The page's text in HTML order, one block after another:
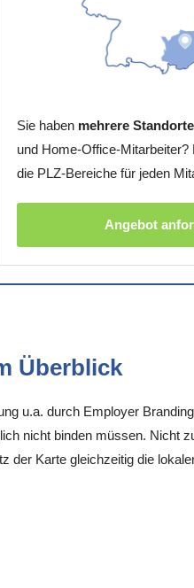
Sie haben mehrere Standorte
und Home-Office-Mitarbeiter?
die PLZ-Bereiche für jeden
Angebot
Überblick
u.a. durch Employer
nicht binden müssen. Nicht
der Karte gleichzeitig die